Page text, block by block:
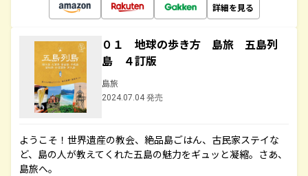
詳細を見る
０１ 地球の歩き方 島旅 五島列
島 ４訂版
島旅
2024.07.04 発売
ようこそ！世界遺産の教会、絶品島ごはん、古民家ステイな
ど、島の人が教えてくれた五島の魅力をギュッと凝縮。さあ、
島旅へ。